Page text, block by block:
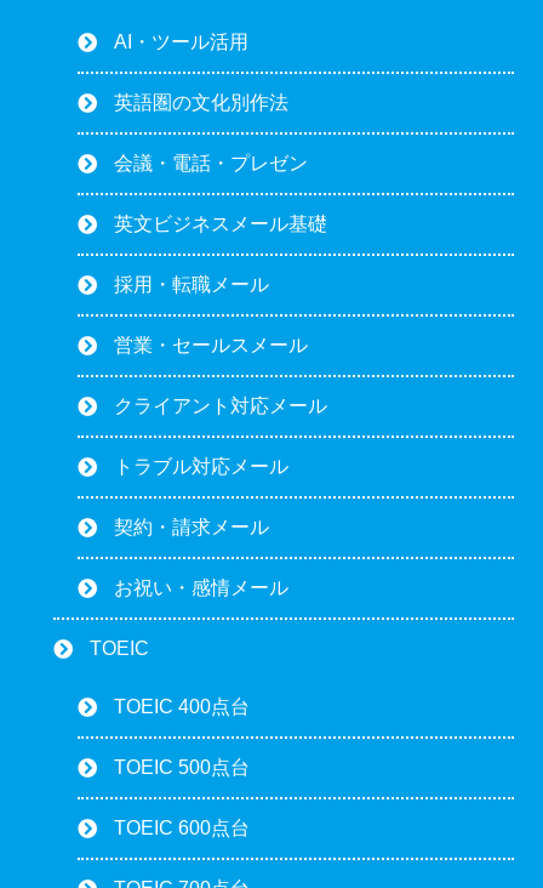
AI・ツール活用
英語圏の文化別作法
会議・電話・プレゼン
英文ビジネスメール基礎
採用・転職メール
営業・セールスメール
クライアント対応メール
トラブル対応メール
契約・請求メール
お祝い・感情メール
TOEIC
TOEIC 400点台
TOEIC 500点台
TOEIC 600点台